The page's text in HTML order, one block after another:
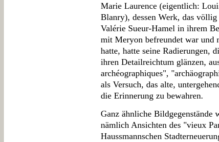
Marie Laurence (eigentlich:
Blanry), dessen Werk, das
Valérie Sueur-Hamel in ihrem
mit Meryon befreundet war und
hatte, hatte seine Radierungen,
ihren Detailreichtum glänzen,
archéographiques",
als Versuch, das alte,
die Erinnerung zu bewahren.
Ganz ähnliche Bildgegenstände
nämlich Ansichten des "vieux
Haussmannschen